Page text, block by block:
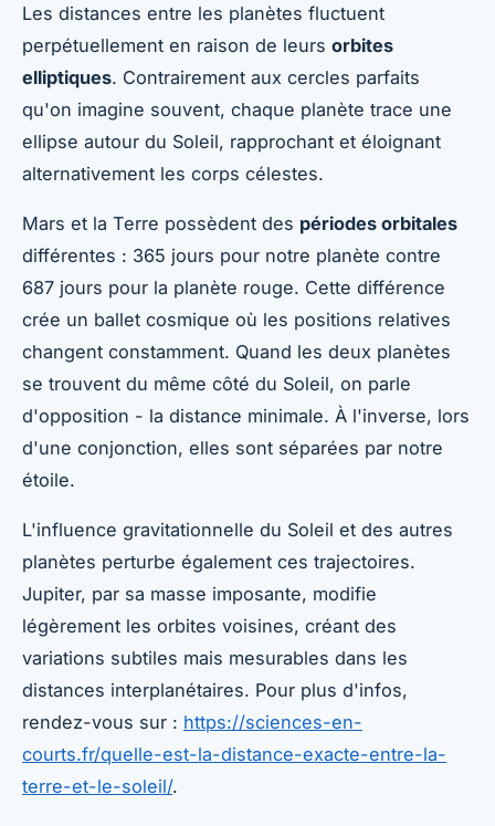
Les distances entre les planètes fluctuent
perpétuellement en raison de leurs orbites
elliptiques. Contrairement aux cercles parfaits
qu'on imagine souvent, chaque planète trace une
ellipse autour du Soleil, rapprochant et éloignant
alternativement les corps célestes.
Mars et la Terre possèdent des périodes orbitales
différentes : 365 jours pour notre planète contre
687 jours pour la planète rouge. Cette différence
crée un ballet cosmique où les positions relatives
changent constamment. Quand les deux planètes
se trouvent du même côté du Soleil, on parle
d'opposition - la distance minimale. À l'inverse, lors
d'une conjonction, elles sont séparées par notre
étoile.
L'influence gravitationnelle du Soleil et des autres
planètes perturbe également ces trajectoires.
Jupiter, par sa masse imposante, modifie
légèrement les orbites voisines, créant des
variations subtiles mais mesurables dans les
distances interplanétaires. Pour plus d'infos,
rendez-vous sur : https://sciences-en-
courts.fr/quelle-est-la-distance-exacte-entre-la-
terre-et-le-soleil/.